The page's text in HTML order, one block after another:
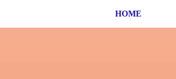
HOME